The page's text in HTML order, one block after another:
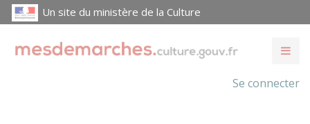
Un site du ministère de la Culture
Se connecter